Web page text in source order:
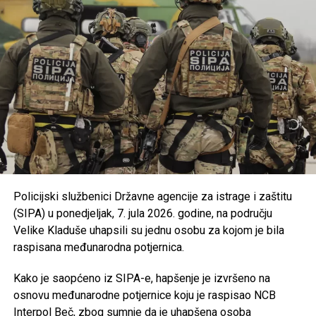
podrške razvoju turističke ponude.
Usvojena je nova odluka kojom se uređuju uslovi i
kriteriji za ostvarivanje prava na prednost pri
zapošljavanju i zadržavanju na poslu pripadnika
branilačkih kategorija.
Podržan je projekat Osnovne škole “Jezerski” iz
Bosanske Krupe, koji se realizuje u saradnji s
UNDP-om u okviru aktivnosti zelene tranzicije u
Bosni i Hercegovini.
Bihaćko muftijstvo i Ilmijju u ukupnom iznosu od
147.000 KM.
Iz Vlade USK poručuju da će i u narednom periodu
obrazovanja, podršku boračkoj populaciji, razvoj
turizma i poboljšanje kvaliteta života građana
Unsko-sanskog kantona.
Policijski službenici Državne agencije za istrage i zaštitu
(SIPA) u ponedjeljak, 7. jula 2026. godine, na području
Velike Kladuše uhapsili su jednu osobu za kojom je bila
raspisana međunarodna potjernica.
Kako je saopćeno iz SIPA-e, hapšenje je izvršeno na
osnovu međunarodne potjernice koju je raspisao NCB
Interpol Beč, zbog sumnje da je uhapšena osoba